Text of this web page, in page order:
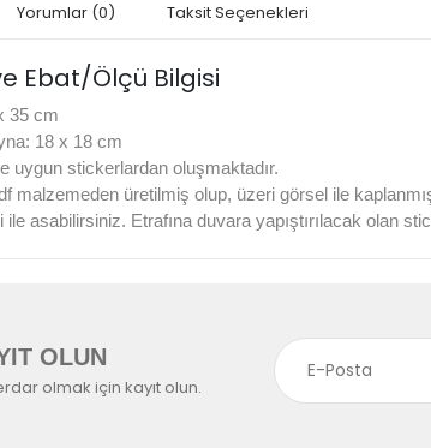
Yorumlar (0) Taksit Seçenekleri
Ebat/Ölçü Bilgisi
35 cm
18 x 18 cm
uygun stickerlardan oluşmaktadır.
malzemeden üretilmiş olup, üzeri görsel ile
ile asabilirsiniz. Etrafına duvara yapıştırılacak olan
OLUN
olmak için kayıt olun.